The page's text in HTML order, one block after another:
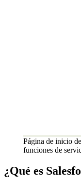
Página de inicio
funciones de
¿Qué es